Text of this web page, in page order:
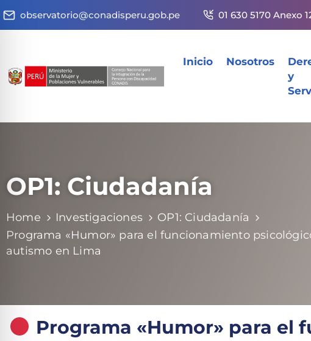
observatorio@conadisperu.gob.pe 01 630 5170 Anexo
Inicio Nosotros
y
OP1: Ciudadanía
Home Investigaciones
OP1: Ciudadanía
Programa «Humor» para el funcionamiento
autismo en Lima
Programa «Humor» para el